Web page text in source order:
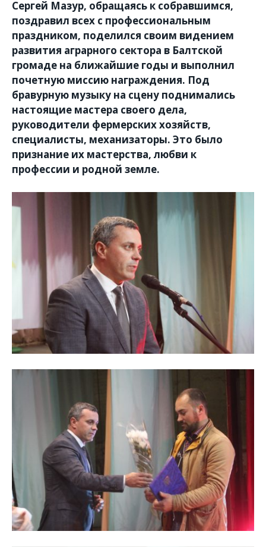
Сергей Мазур, обращаясь к собравшимся,
поздравил всех с профессиональным
праздником, поделился своим видением
развития аграрного сектора в Балтской
громаде на ближайшие годы и выполнил
почетную миссию награждения. Под
бравурную музыку на сцену поднимались
настоящие мастера своего дела,
руководители фермерских хозяйств,
специалисты, механизаторы. Это было
признание их мастерства, любви к
профессии и родной земле.